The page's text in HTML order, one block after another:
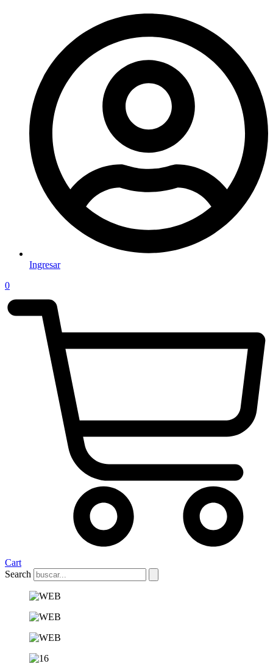
Ingresar
0
Cart
Search